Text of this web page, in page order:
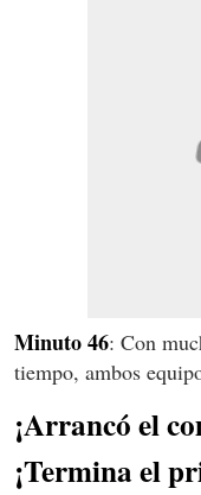
Minuto 46: Con
tiempo, ambos
¡Arrancó el
¡Termina el